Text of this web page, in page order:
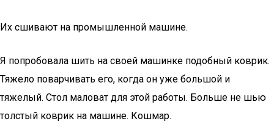
Их сшивают на промышленной машине.
Я попробовала шить на своей машинке подобный коврик.
Тяжело поварчивать его, когда он уже большой и
тяжелый. Стол маловат для этой работы. Больше не шью
толстый коврик на машине. Кошмар.